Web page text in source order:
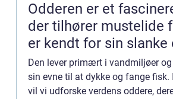
Odderen er et
der tilhører mustelide
er kendt for sin slanke
smidige krop, korte
karakteristiske pels
Den lever primært i vandmiljøer
sin evne til at dykke og fange fisk.
vil vi udforske verdens oddere,